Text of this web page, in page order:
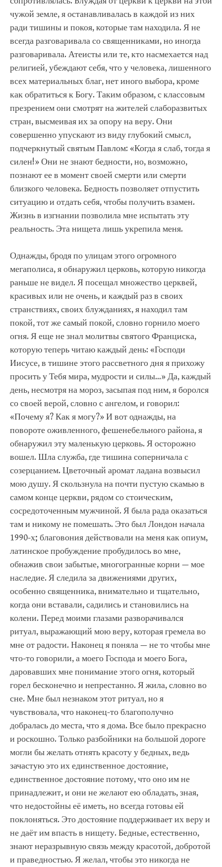
чужой земле, я останавливалась в каждой из них
ради тишины и покоя, которые там находила. Я не
всегда разговаривала со священниками, но иногда
разговаривала. Атеисты или те, кто насмехается над
религией, убеждают себя, что у человека, лишенного
всех материальных благ, нет иного выбора, кроме
как обратиться к Богу. Таким образом, с классовым
презрением они смотрят на жителей слаборазвитых
стран, высмеивая их за опору на веру. Они
совершенно упускают из виду глубокий смысл,
подчеркнутый святым Павлом: «Когда я слаб, тогда я
силен!» Они не знают бедности, но, возможно,
познают ее в момент своей смерти или смерти
близкого человека. Бедность позволяет отпустить
ситуацию и отдать себя, чтобы получить взамен.
Жизнь в изгнании позволила мне испытать эту
реальность. Эта нищета лишь укрепила меня.
Однажды, бродя по улицам этого огромного
мегаполиса, я обнаружил церковь, которую никогда
раньше не видел. Я посещал множество церквей,
красивых или не очень, и каждый раз в своих
странствиях, своих блужданиях, я находил там
покой, тот же самый покой, словно горнило моего
огня. Я еще не знал молитвы святого Франциска,
которую теперь читаю каждый день: «Господи
Иисусе, в тишине этого рассветного дня я прихожу
просить у Тебя мира, мудрости и силы…» Да, каждый
день, несмотря на мороз, засыпая под ним, я боролся
со своей верой, словно с ангелом, и говорил:
«Почему я? Как я могу?» И вот однажды, на
повороте оживленного, фешенебельного района, я
обнаружил эту маленькую церковь. Я осторожно
вошел. Шла служба, где тишина соперничала с
созерцанием. Цветочный аромат ладана возвысил
мою душу. Я скользнула на почти пустую скамью в
самом конце церкви, рядом со стоическим,
сосредоточенным мужчиной. Я была рада оказаться
там и никому не помешать. Это был Лондон начала
1990-х; благовония действовали на меня как опиум,
латинское пробуждение пробудилось во мне,
обнажив свои забытые, многогранные корни — мое
наследие. Я следила за движениями других,
особенно священника, внимательно и тщательно,
когда они вставали, садились и становились на
колени. Перед моими глазами разворачивался
ритуал, выражающий мою веру, которая гремела во
мне от радости. Наконец я поняла — не то чтобы мне
что-то говорили, а моего Господа и моего Бога,
даровавших мне понимание этого огня, который
горел бесконечно и непрестанно. Я жила, словно во
сне. Мне был незнаком этот ритуал, но я
чувствовала, что наконец-то благополучно
добралась до места, что я дома. Все было прекрасно
и роскошно. Только разбойники на большой дороге
могли бы желать отнять красоту у бедных, ведь
зачастую это их единственное достояние,
единственное достояние потому, что оно им не
принадлежит, и они не желают ею обладать, зная,
что недостойны её иметь, но всегда готовы ей
поклоняться. Это достояние поддерживает их веру и
не даёт им впасть в нищету. Бедные, естественно,
знают неразрывную связь между красотой, добротой
и праведностью. Я желал, чтобы это никогда не